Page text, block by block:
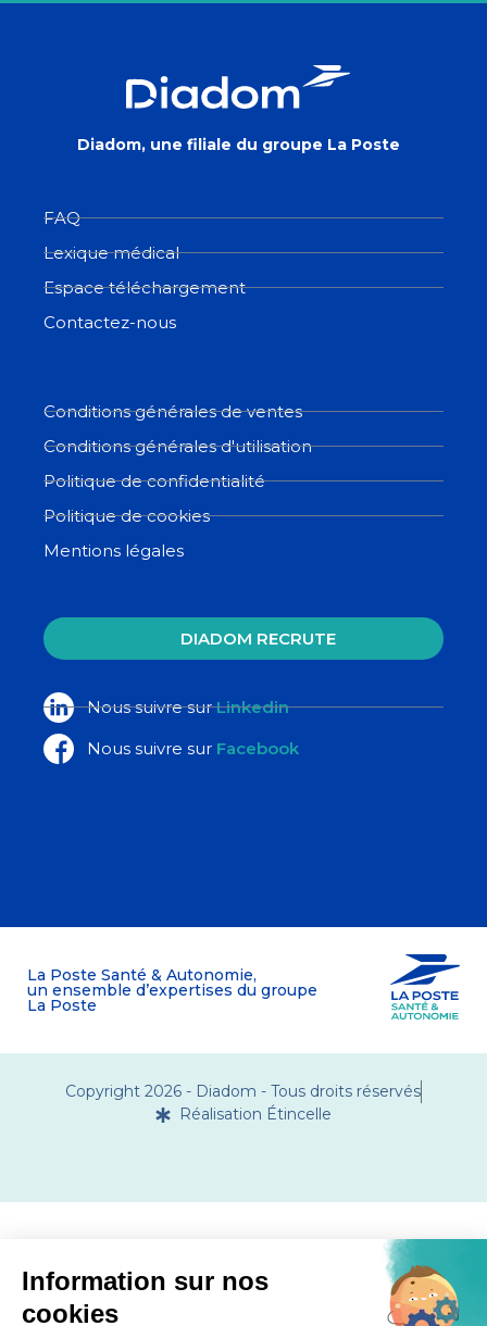
Diadom, une filiale du groupe La Poste
FAQ
Lexique médical
Espace téléchargement
Contactez-nous
Conditions générales de ventes
Conditions générales d'utilisation
Politique de confidentialité
Politique de cookies
Mentions légales
DIADOM RECRUTE
Nous suivre surLinkedin
Nous suivre sur Facebook
La Poste Santé & Autonomie,
un ensemble d’expertises du groupe
La Poste
Copyright 2026 - Diadom - Tous droits réservés
Réalisation Étincelle